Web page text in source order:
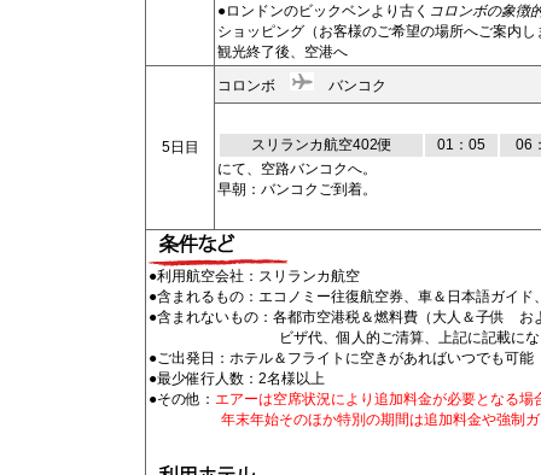
●ロンドンのビックベンより古く コロンボの象徴
ショッピング（お客様のご希望の場所へご案内し
観光終了後、空港へ
5日目
コロンボ バンコク
スリランカ航空402便 01：05
06
にて、空路バンコクへ。
早朝：バンコクご到着。
●利用航空会社：スリランカ航空
●含まれるもの：エコノミー往復航空券、車＆日本語ガイ
●含まれないもの：各都市空港税＆燃料費（大人＆子供 お
ビザ代、個人的ご清算、上記に記載にな
●ご出発日：ホテル＆フライトに空きがあればいつでも可能
●最少催行人数：2名様以上
●その他： エアーは空席状況により追加料金が必要となる場
年末年始そのほか特別の期間は追加料金や強制